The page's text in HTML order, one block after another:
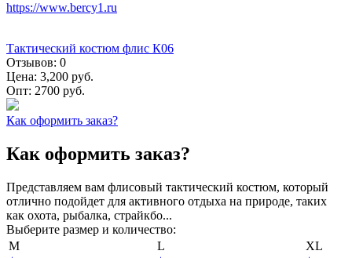
https://www.bercy1.ru
Тактический костюм флис К06
Отзывов: 0
Цена: 3,200 руб.
Опт: 2700 руб.
Как оформить заказ?
Как оформить заказ?
Представляем вам флисовый тактический костюм, который
отлично подойдет для активного отдыха на природе, таких
как охота, рыбалка, страйкбо...
Выберите размер и количество:
M
L
XL